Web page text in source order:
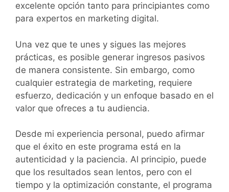
excelente opción tanto para principiantes como
para expertos en marketing digital.
Una vez que te unes y sigues las mejores
prácticas, es posible generar ingresos pasivos
de manera consistente. Sin embargo, como
cualquier estrategia de marketing, requiere
esfuerzo, dedicación y un enfoque basado en el
valor que ofreces a tu audiencia.
Desde mi experiencia personal, puedo afirmar
que el éxito en este programa está en la
autenticidad y la paciencia. Al principio, puede
que los resultados sean lentos, pero con el
tiempo y la optimización constante, el programa